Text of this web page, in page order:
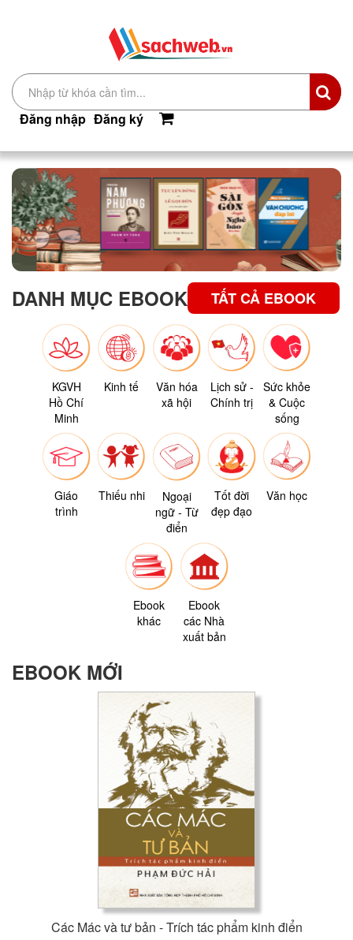
Đăng nhập Đăng ký
DANH MỤC EBOOK TẤT CẢ EBOOK
KGVH
Hồ Chí
Minh
Kinh tế
Văn hóa
xã hội
Lịch sử -
Chính trị
Sức khỏe
& Cuộc
sống
Giáo
trình
Thiếu nhi
Ngoại
ngữ - Từ
điển
Tốt đời
đẹp đạo
Văn học
Ebook
khác
Ebook
các Nhà
xuất bản
EBOOK MỚI
Các Mác và tư bản - Trích tác phẩm kinh điển